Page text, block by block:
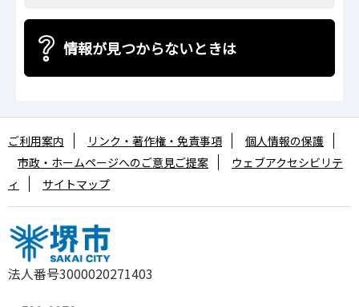
情報が見つからないときは
法人番号3000020271403
ご利用案内 リンク・著作権・免責事項
個人情報の保護
市政・ホームページへのご意見ご提案
ウェブアクセシビリテ
ィ
サイトマップ